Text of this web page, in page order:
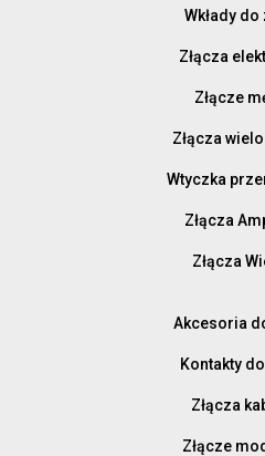
Wkłady do
Złącza
Złącze
Złącza
Wtyczka
Złącza
Złącza
Akcesoria
Kontakty
Złącza
Złącze